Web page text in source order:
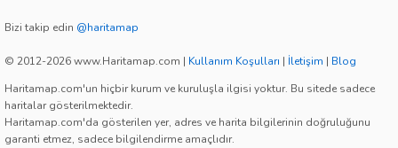
Bizi takip edin @haritamap
© 2012-2026 www.Haritamap.com | Kullanım Koşulları | İletişim | Blog
Haritamap.com'un hiçbir kurum ve kuruluşla ilgisi yoktur. Bu sitede sadece
haritalar gösterilmektedir.
Haritamap.com'da gösterilen yer, adres ve harita bilgilerinin doğruluğunu
garanti etmez, sadece bilgilendirme amaçlıdır.